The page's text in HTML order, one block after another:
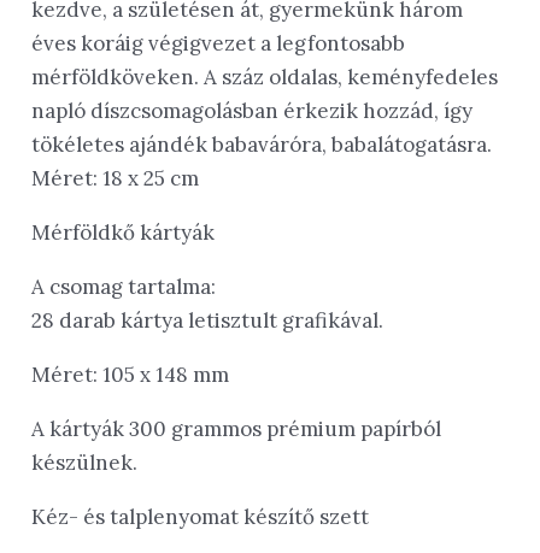
kezdve, a születésen át, gyermekünk három
éves koráig végigvezet a legfontosabb
mérföldköveken. A száz oldalas, keményfedeles
napló díszcsomagolásban érkezik hozzád, így
tökéletes ajándék babaváróra, babalátogatásra.
Méret: 18 x 25 cm
Mérföldkő kártyák
A csomag tartalma:
28 darab kártya letisztult grafikával.
Méret: 105 x 148 mm
A kártyák 300 grammos prémium papírból
készülnek.
Kéz- és talplenyomat készítő szett